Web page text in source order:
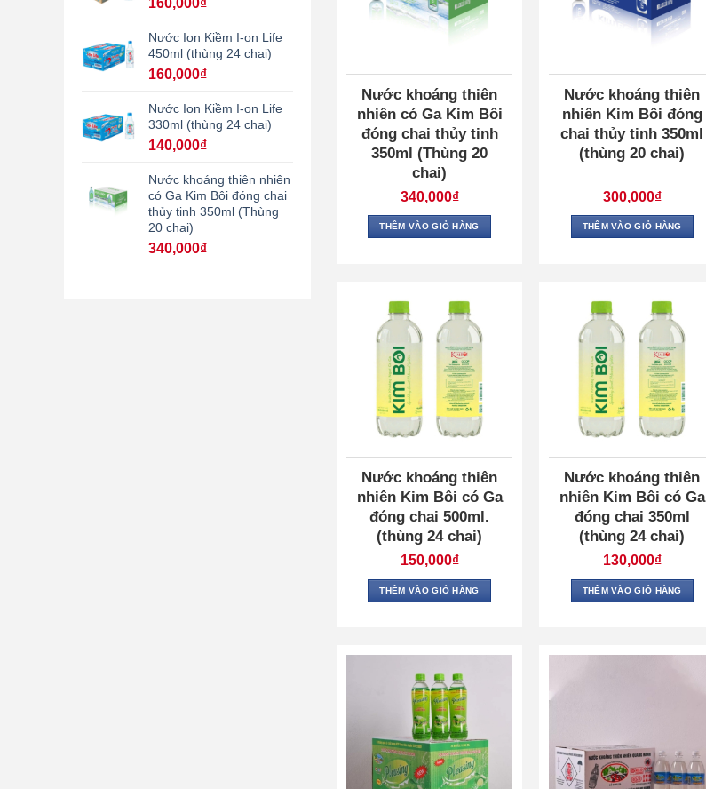
160,000₫
Nước Ion Kiềm I-on Life
450ml (thùng 24 chai)
160,000₫
Nước Ion Kiềm I-on Life
330ml (thùng 24 chai)
140,000₫
Nước khoáng thiên nhiên
có Ga Kim Bôi đóng chai
thủy tinh 350ml (Thùng
20 chai)
340,000₫
Nước khoáng thiên
nhiên có Ga Kim Bôi
đóng chai thủy tinh
350ml (Thùng 20
chai)
340,000₫
THÊM VÀO GIỎ HÀNG
Nước khoáng thiên
nhiên Kim Bôi đóng
chai thủy tinh 350ml
(thùng 20 chai)
300,000₫
THÊM VÀO GIỎ HÀNG
Nước khoáng thiên
nhiên Kim Bôi có Ga
đóng chai 500ml.
(thùng 24 chai)
150,000₫
THÊM VÀO GIỎ HÀNG
Nước khoáng thiên
nhiên Kim Bôi có Ga
đóng chai 350ml
(thùng 24 chai)
130,000₫
THÊM VÀO GIỎ HÀNG